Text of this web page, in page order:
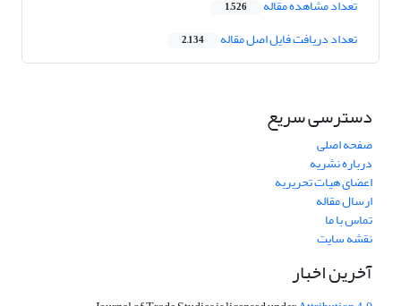
تعداد مشاهده مقاله 1,526
تعداد دریافت فایل اصل مقاله 2,134
دسترسی سریع
صفحه اصلی
درباره نشریه
اعضای هیات تحریریه
ارسال مقاله
تماس با ما
نقشه سایت
آخرین اخبار